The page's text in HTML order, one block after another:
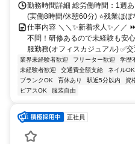
勤務時間詳細 総労働時間：1週
(実働8時間/休憩60分) ⭐残業ほぼ
仕事内容 ＼＼✨新着求人✨／／
不問！研修あるので未経験も安
服勤務(オフィスカジュアル) ✅
業界未経験者歓迎 フリーター歓迎 学歴
未経験者歓迎
交通費全額支給 ネイルOK
ブランクOK
育休あり 駅近5分以内 資
ピアスOK
服装自由
正社員